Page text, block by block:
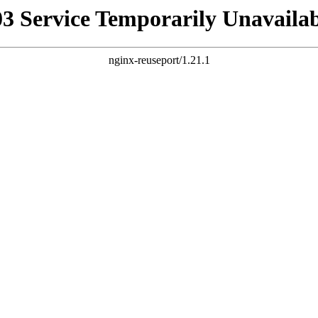
Service Temporarily
nginx-reuseport/1.21.1